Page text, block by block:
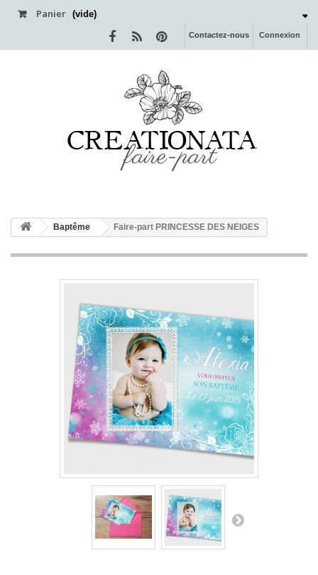
Panier (vide)
Connexion
Contactez-nous
Baptême Faire-part PRINCESSE DES NEIGES